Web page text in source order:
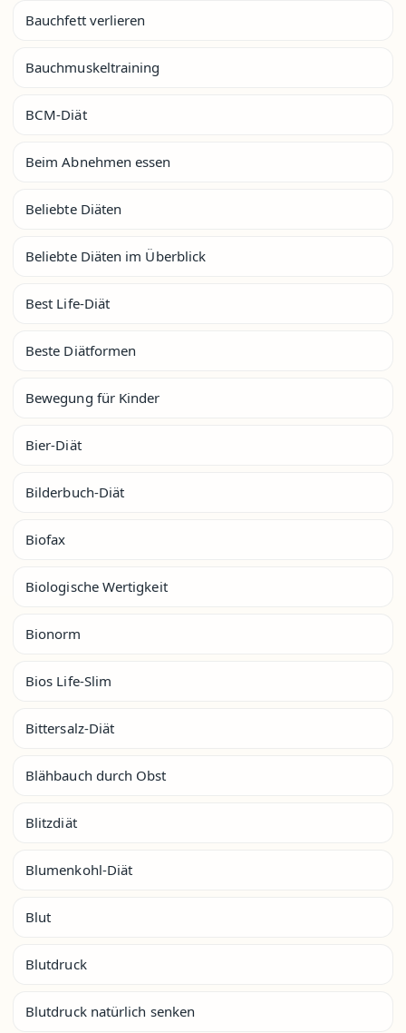
Bauchfett verlieren
Bauchmuskeltraining
BCM-Diät
Beim Abnehmen essen
Beliebte Diäten
Beliebte Diäten im Überblick
Best Life-Diät
Beste Diätformen
Bewegung für Kinder
Bier-Diät
Bilderbuch-Diät
Biofax
Biologische Wertigkeit
Bionorm
Bios Life-Slim
Bittersalz-Diät
Blähbauch durch Obst
Blitzdiät
Blumenkohl-Diät
Blut
Blutdruck
Blutdruck natürlich senken